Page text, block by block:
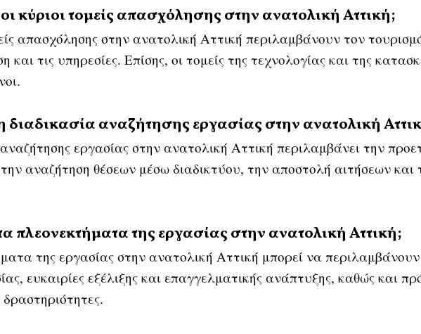
οι κύριοι τομείς απασχόλησης στην ανατολική Αττική;
απασχόλησης στην ανατολική Αττική περιλαμβάνουν τον
και τις υπηρεσίες. Επίσης, οι τομείς της τεχνολογίας και της
διαδικασία αναζήτησης εργασίας στην ανατολική
εργασίας στην ανατολική Αττική περιλαμβάνει την
αναζήτηση θέσεων μέσω διαδικτύου, την αποστολή αιτήσεων και
πλεονεκτήματα της εργασίας στην ανατολική Αττική;
της εργασίας στην ανατολική Αττική μπορεί να περιλαμβάνουν
ευκαιρίες εξέλιξης και επαγγελματικής ανάπτυξης, καθώς και